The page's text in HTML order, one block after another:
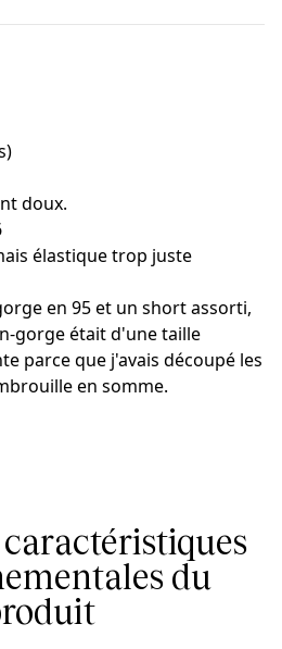
doux.
élastique trop juste
en 95 et un short assorti,
gorge était d'une taille
parce que j'avais découpé les
en somme.
du